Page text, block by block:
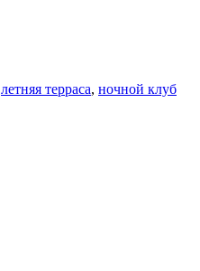
летняя терраса, ночной клуб